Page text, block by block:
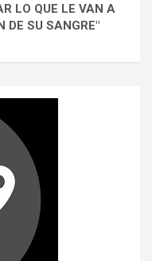
LO QUE LE VAN A
DE SU SANGRE"